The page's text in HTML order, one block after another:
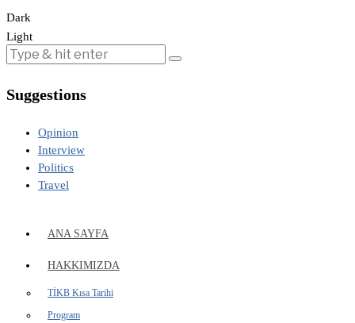
Dark
Light
Suggestions
Opinion
Interview
Politics
Travel
ANA SAYFA
HAKKIMIZDA
TİKB Kısa Tarihi
Program